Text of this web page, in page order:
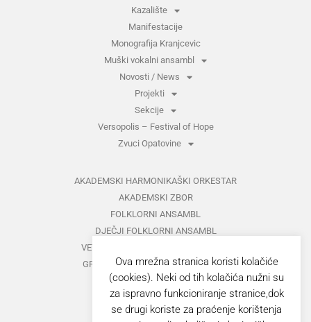
Kazalište
Manifestacije
Monografija Kranjcevic
Muški vokalni ansambl
Novosti / News
Projekti
Sekcije
Versopolis – Festival of Hope
Zvuci Opatovine
AKADEMSKI HARMONIKAŠKI ORKESTAR
AKADEMSKI ZBOR
FOLKLORNI ANSAMBL
DJEČJI FOLKLORNI ANSAMBL
VETERANI FOLKLORNOG ANSAMBLA
GRUPA ZA MEĐUNARODNI FOLKLOR
KAZALIŠTE
MUŠKI VOKALNI ANSAMBL
ZAJEDNIČKI KONCERTI
Ova mrežna stranica koristi kolačiće
(cookies). Neki od tih kolačića nužni su
za ispravno funkcioniranje stranice,dok
se drugi koriste za praćenje korištenja